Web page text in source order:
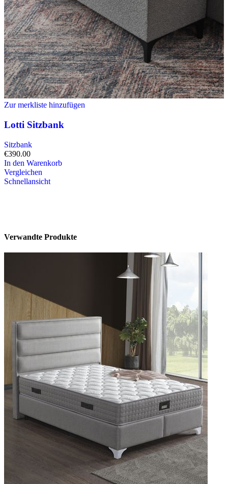
Zur merkliste hinzufügen
Lotti Sitzbank
Sitzbank
€390.00
In den Warenkorb
Vergleichen
Schnellansicht
Verwandte Produkte